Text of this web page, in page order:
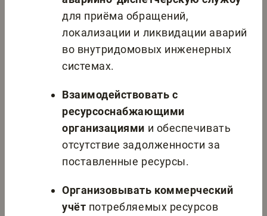
для приёма обращений,
локализации и ликвидации аварий
во внутридомовых инженерных
системах.
Взаимодействовать с
ресурсоснабжающими
организациями и обеспечивать
отсутствие задолженности за
поставленные ресурсы.
Организовывать коммерческий
учёт потребляемых ресурсов